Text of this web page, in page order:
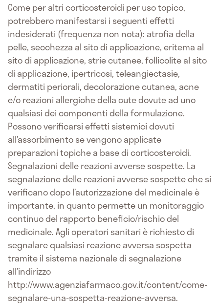
Come per altri corticosteroidi per uso topico,
potrebbero manifestarsi i seguenti effetti
indesiderati (frequenza non nota): atrofia della
pelle, secchezza al sito di applicazione, eritema al
sito di applicazione, strie cutanee, follicolite al sito
di applicazione, ipertricosi, teleangiectasie,
dermatiti periorali, decolorazione cutanea, acne
e/o reazioni allergiche della cute dovute ad uno
qualsiasi dei componenti della formulazione.
Possono verificarsi effetti sistemici dovuti
all’assorbimento se vengono applicate
preparazioni topiche a base di corticosteroidi.
Segnalazioni delle reazioni avverse sospette. La
segnalazione delle reazioni avverse sospette che si
verificano dopo l’autorizzazione del medicinale è
importante, in quanto permette un monitoraggio
continuo del rapporto beneficio/rischio del
medicinale. Agli operatori sanitari è richiesto di
segnalare qualsiasi reazione avversa sospetta
tramite il sistema nazionale di segnalazione
all’indirizzo
http://www.agenziafarmaco.gov.it/content/come-
segnalare-una-sospetta-reazione-avversa.